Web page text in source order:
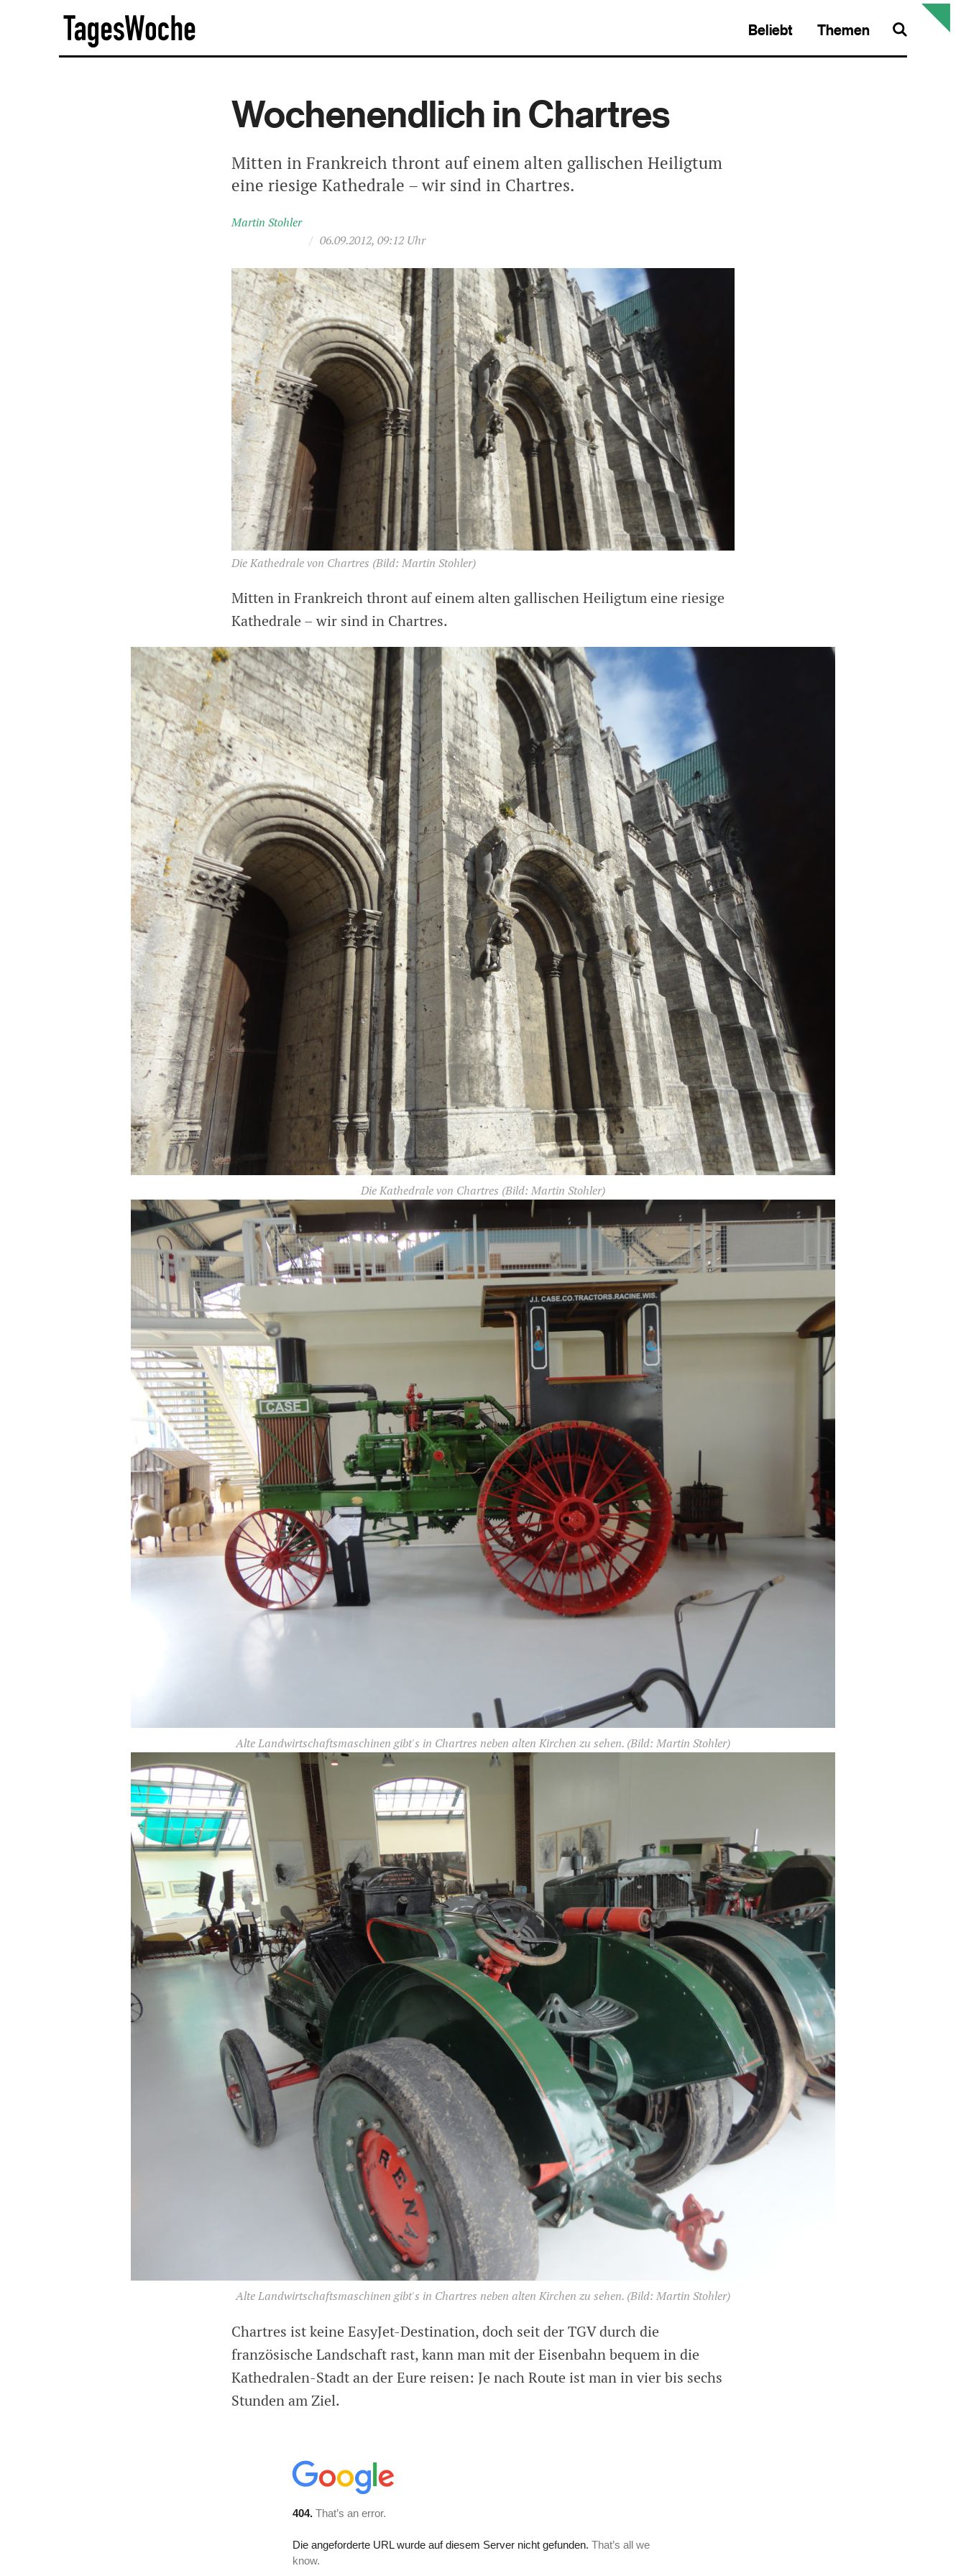
Beliebt Themen
Wochenendlich in Chartres
Mitten in Frankreich thront auf einem alten gallischen Heiligtum
eine riesige Kathedrale – wir sind in Chartres.
Martin Stohler
/ 06.09.2012, 09:12 Uhr
Die Kathedrale von Chartres (Bild: Martin Stohler)
Mitten in Frankreich thront auf einem alten gallischen Heiligtum eine riesige
Kathedrale – wir sind in Chartres.
Die Kathedrale von Chartres (Bild: Martin Stohler)
Alte Landwirtschaftsmaschinen gibt's in Chartres neben alten Kirchen zu sehen. (Bild: Martin Stohler)
Alte Landwirtschaftsmaschinen gibt's in Chartres neben alten Kirchen zu sehen. (Bild: Martin Stohler)
Chartres ist keine EasyJet-Destination, doch seit der TGV durch die
französische Landschaft rast, kann man mit der Eisenbahn bequem in die
Kathedralen-Stadt an der Eure reisen: Je nach Route ist man in vier bis sechs
Stunden am Ziel.